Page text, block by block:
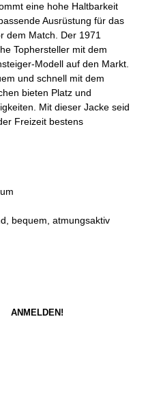
eine hohe Haltbarkeit
Ausrüstung für das
dem Match. Der 1971
Tophersteller mit dem
Modell auf den Markt.
und schnell mit dem
bieten Platz und
Mit dieser Jacke seid
Freizeit bestens
bequem, atmungsaktiv